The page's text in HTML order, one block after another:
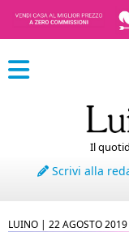
Il
Scrivi alla
LUINO | 22 AGOSTO 2019